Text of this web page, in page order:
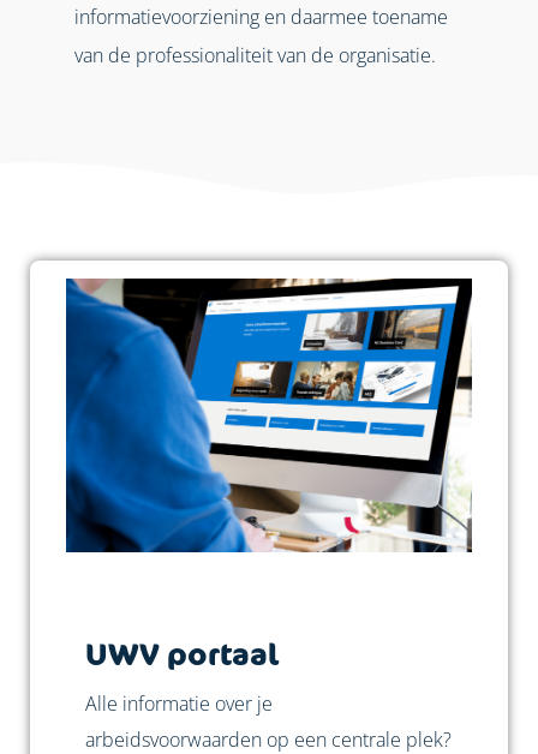
informatievoorziening en daarmee toename
van de professionaliteit van de organisatie.
UWV portaal
Alle informatie over je
arbeidsvoorwaarden op een centrale plek?